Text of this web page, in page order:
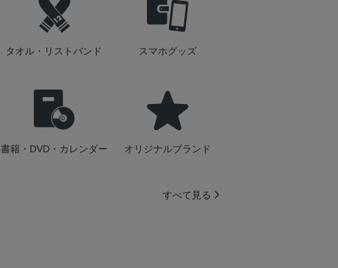
タオル・リストバンド スマホグッズ
書籍・DVD・カレンダー オリジナルブランド
すべて見る